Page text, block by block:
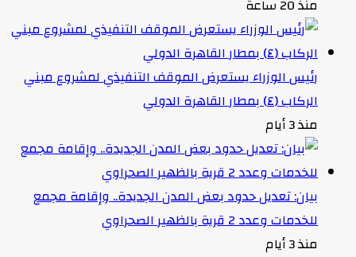
منذ 20 ساعة
رئيس الوزراء يستعرض الموقف التنفيذي لمشروع مبني
الركاب (٤) بمطار القاهرة الدولي
منذ 3 أيام
بيان: تعديل حدود بعض المدن الجديدة.. وإقامة مجمع
للخدمات وعدد 2 قرية بالظهير الصحراوي
منذ 3 أيام